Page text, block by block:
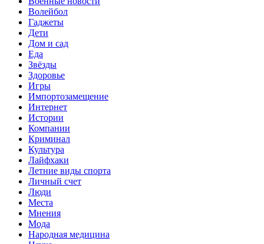
Волейбол
Гаджеты
Дети
Дом и сад
Еда
Звёзды
Здоровье
Игры
Импортозамещение
Интернет
Истории
Компании
Криминал
Культура
Лайфхаки
Летние виды спорта
Личный счет
Люди
Места
Мнения
Мода
Народная медицина